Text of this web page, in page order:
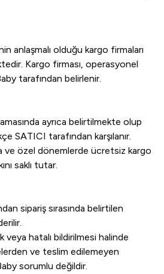
anlaşmalı olduğu kargo firmaları
Kargo firması, operasyonel
tarafından belirlenir.
ayrıca belirtilmekte olup
SATICI tarafından karşılanır.
ve özel dönemlerde ücretsiz kargo
saklı tutar.
sipariş sırasında belirtilen
veya hatalı bildirilmesi halinde
ve teslim edilemeyen
sorumlu değildir.